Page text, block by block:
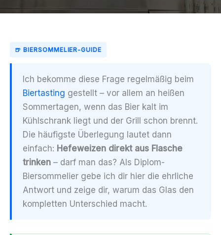
🍺 BIERSOMMELIER-GUIDE
Ich bekomme diese Frage regelmäßig beim
Biertasting gestellt – vor allem an heißen
Sommertagen, wenn das Bier kalt im
Kühlschrank liegt und der Grill schon brennt.
Die häufigste Überlegung lautet dann
einfach: Hefeweizen direkt aus Flasche
trinken – darf man das? Als Diplom-
Biersommelier gebe ich dir hier die ehrliche
Antwort und zeige dir, warum das Glas den
kompletten Unterschied macht.